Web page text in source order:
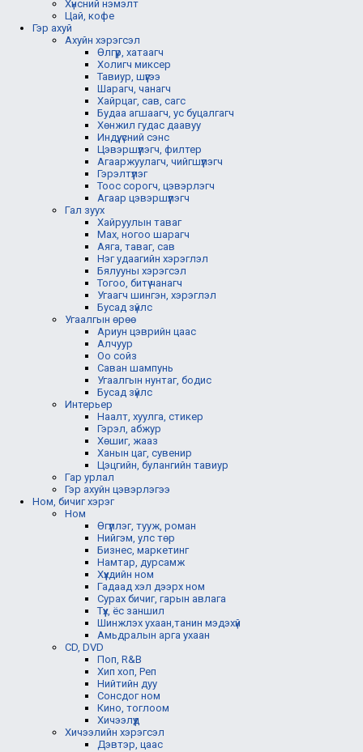
Хүнсний нэмэлт
Цай, кофе
Гэр ахуй
Ахуйн хэрэгсэл
Өлгүүр, хатаагч
Холигч миксер
Тавиур, шүүгээ
Шарагч, чанагч
Хайрцаг, сав, сагс
Будаа агшаагч, ус буцалгагч
Хөнжил гудас даавуу
Индүү, үсний сэнс
Цэвэршүүлэгч, филтер
Агааржуулагч, чийгшүүлэгч
Гэрэлтүүлэг
Тоос сорогч, цэвэрлэгч
Агаар цэвэршүүлэгч
Гал зуух
Хайруулын таваг
Мах, ногоо шарагч
Аяга, таваг, сав
Нэг удаагийн хэрэглэл
Бялууны хэрэгсэл
Тогоо, битүү чанагч
Угаагч шингэн, хэрэглэл
Бусад зүйлс
Угаалгын өрөө
Ариун цэврийн цаас
Алчуур
Оо сойз
Саван шампунь
Угаалгын нунтаг, бодис
Бусад зүйлс
Интерьер
Наалт, хуулга, стикер
Гэрэл, абжур
Хөшиг, жааз
Ханын цаг, сувенир
Цэцгийн, булангийн тавиур
Гар урлал
Гэр ахуйн цэвэрлэгээ
Ном, бичиг хэрэг
Ном
Өгүүллэг, тууж, роман
Нийгэм, улс төр
Бизнес, маркетинг
Намтар, дурсамж
Хүүхдийн ном
Гадаад хэл дээрх ном
Сурах бичиг, гарын авлага
Түүх, ёс заншил
Шинжлэх ухаан,танин мэдэхүй
Амьдралын арга ухаан
CD, DVD
Поп, R&B
Хип хоп, Реп
Нийтийн дуу
Сонсдог ном
Кино, тоглоом
Хичээлүүд
Хичээлийн хэрэгсэл
Дэвтэр, цаас